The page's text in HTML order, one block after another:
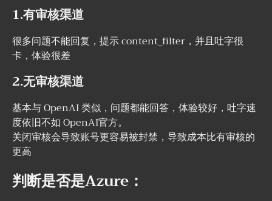
1.有审核渠道
很多问题不能回复，提示 content_filter，并且吐字很
卡，体验很差
2.无审核渠道
基本与 OpenAI 类似，问题都能回答，体验较好，吐字速
度依旧不如 OpenAI官方。
关闭审核会导致账号更容易被封禁，导致成本比有审核的
更高
判断是否是Azure：